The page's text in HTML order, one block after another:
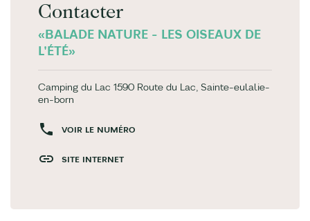
Contacter
«BALADE NATURE - LES OISEAUX DE
L'ÉTÉ»
Camping du Lac 1590 Route du Lac, Sainte-eulalie-
en-born
VOIR LE NUMÉRO
SITE INTERNET